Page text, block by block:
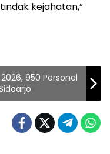
kejahatan,”
950 Personel